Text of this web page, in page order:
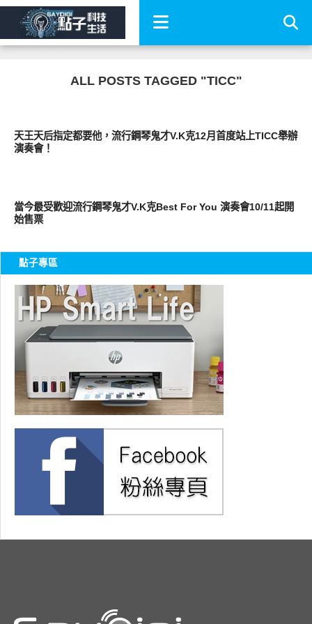
ALL POSTS TAGGED "TICC"
天王天后指定都要他，流行鋼琴鬼才V.K克12月首度站上TICC舉辦
演奏會！
當今最受歡迎流行鋼琴鬼才V.K克Best For You 演奏會10/11起開
始售票
點子專區